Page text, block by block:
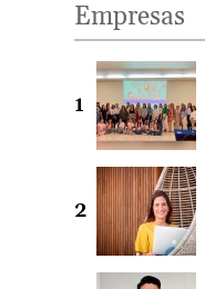
Empresas